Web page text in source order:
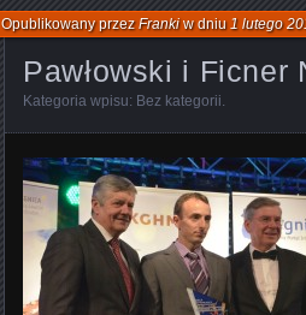
Pawłowski i
Opublikowany przezFrankiw dniu1 lutego
Kategoria wpisu: Bez kategorii.